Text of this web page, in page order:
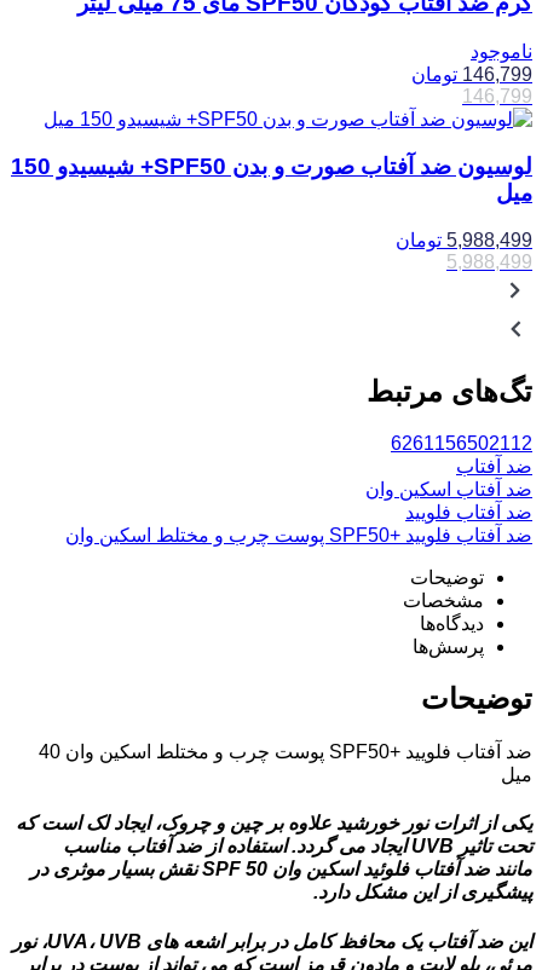
ناموجود
146,799 تومان
146,799
لوسیون ضد آفتاب صورت و بدن SPF50+ شیسیدو 150
میل
5,988,499 تومان
5,988,499
تگ‌های مرتبط
6261156502112
ضد آفتاب
ضد آفتاب اسکین وان
ضد آفتاب فلویید
ضد آفتاب فلویید +SPF50 پوست چرب و مختلط اسکین وان
توضیحات
مشخصات
دیدگاه‌ها
پرسش‌ها
توضیحات
ضد آفتاب فلویید +SPF50 پوست چرب و مختلط اسکین وان 40
میل
یکی از اثرات نور خورشید علاوه بر چین و چروک، ایجاد لک است که
تحت تاثیر UVB ایجاد می گردد. استفاده از ضد آفتاب مناسب
مانند ضد آفتاب فلوئید اسکین وان SPF 50 نقش بسیار موثری در
پیشگیری از این مشکل دارد.
این ضد آفتاب یک محافظ کامل در برابر اشعه های UVA، UVB، نور
مرئی، بلو لایت و مادون قرمز است که می تواند از پوست در برابر